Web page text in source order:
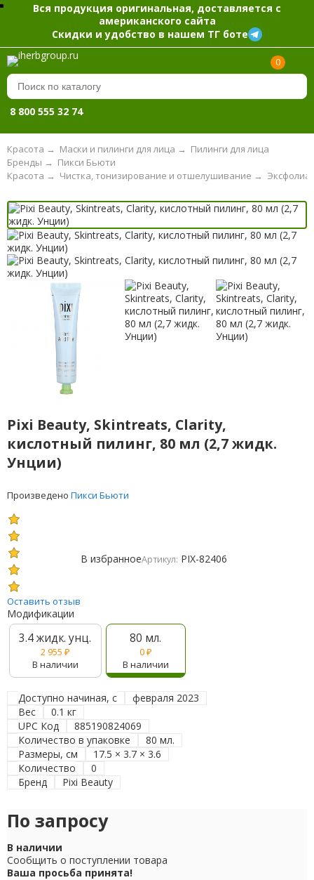
Вся продукция оригинальная, доставляется с
американского сайта
Скидки и удобство в нашем ТГ боте
0
8 800 555 32 74
Красота → Маски и пилинги для лица → Пилинги для лица
Пикси Бьюти
Бренды →
Чистка, тонизирование и отшелушивание →
Красота →
Pixi Beauty, Skintreats, Clarity,
кислотный пилинг, 80 мл (2,7 жидк.
Унции)
Произведено Пикси Бьюти
Оставить отзыв
В избранноеАртикул: PIX-82406
Модификации
3.4 жидк. унц.
2 955 ₽
В наличии
80 мл.
0₽
В наличии
Доступно начиная, с
февраля 2023
Вес
0.1 кг
UPC Код
885190824069
Количество в упаковке
80 мл.
Размеры, см
17.5 × 3.7 × 3.6
Количество
0
Бренд
Pixi Beauty
По запросу
В наличии
Сообщить о поступлении товара
Ваша просьба принята!